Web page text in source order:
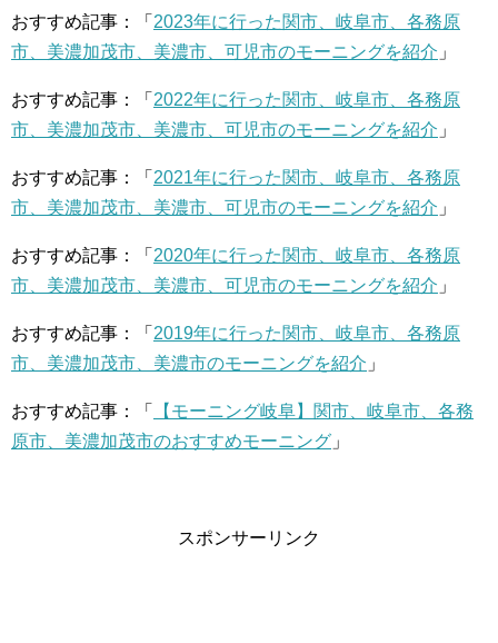
おすすめ記事：「 2023年に行った関市、岐阜市、各務原
市、美濃加茂市、美濃市、可児市のモーニングを紹介 」
おすすめ記事：「 2022年に行った関市、岐阜市、各務原
市、美濃加茂市、美濃市、可児市のモーニングを紹介 」
おすすめ記事：「 2021年に行った関市、岐阜市、各務原
市、美濃加茂市、美濃市、可児市のモーニングを紹介 」
おすすめ記事：「 2020年に行った関市、岐阜市、各務原
市、美濃加茂市、美濃市、可児市のモーニングを紹介 」
おすすめ記事：「 2019年に行った関市、岐阜市、各務原
市、美濃加茂市、美濃市のモーニングを紹介 」
おすすめ記事：「
【モーニング岐阜】関市、岐阜市、各務
原市、美濃加茂市のおすすめモーニング 」
スポンサーリンク